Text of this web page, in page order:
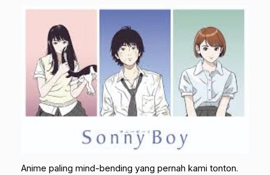
Anime paling mind-bending yang pernah kami tonton.